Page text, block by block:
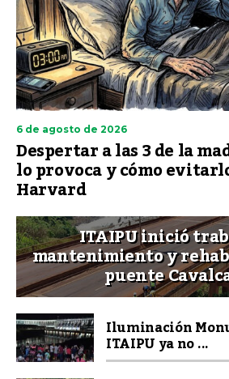
6 de agosto de 2026
Despertar a las 3 de la
lo provoca y cómo
Harvard
ITAIPU inició
mantenimiento y
puente
Iluminación
ITAIPU ya no ...